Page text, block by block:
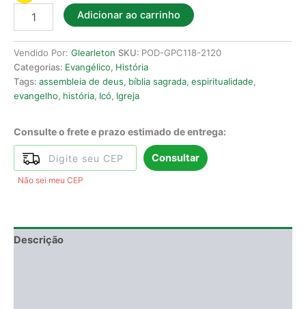
Adicionar ao carrinho
Vendido Por: Glearleton SKU: POD-GPC118-2120
Categorias: Evangélico, História
Tags: assembleia de deus, bíblia sagrada, espiritualidade,
evangelho, história, Icó, Igreja
Consulte o frete e prazo estimado de entrega:
Consultar
Não sei meu CEP
Descrição